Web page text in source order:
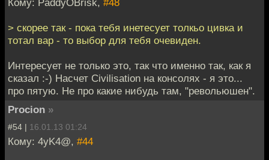
Кому: PaddyOBrisk, #48
> скорее так - пока тебя инетесует толкьо цивка и
тотал вар - то выбор для тебя очевиден.
Интересует не только это, так что именно так, как я
сказал :-) Насчет Civilisation на консолях - я это...
про пятую. Не про какие нибудь там, "револьюшен".
Procion »
#54 | 16.01.13 01:24
Кому: 4yK4@, #44